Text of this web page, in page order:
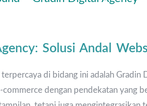
Solusi Andal
terpercaya di bidang ini adalah
commerce dengan pendekatan yang